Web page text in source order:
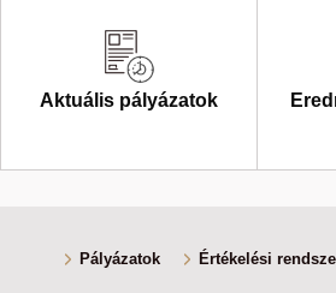
Aktuális pályázatok
Pályázatok Értékelési